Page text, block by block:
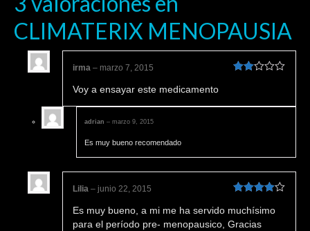
CLIMATERIX MENOPAUSIA
irma – marzo 7, 2015
Voy a ensayar este medicamento
adrian – marzo 9, 2015
Es muy bueno recomendado
en4de 5
Lilia – junio 22, 2015
Es muy bueno, a mi me ha servido muchísimo
para el período pre- menopausico, Gracias